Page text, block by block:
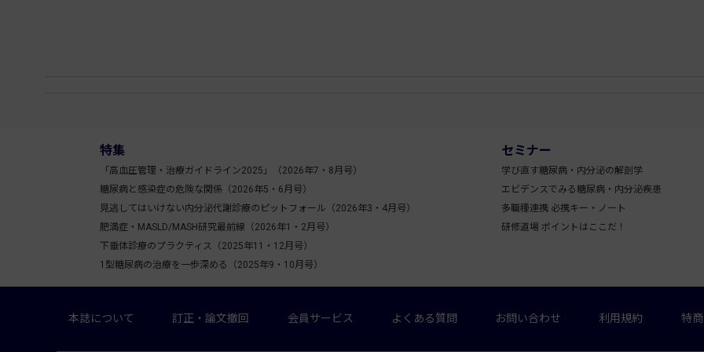
特集
「高血圧管理・治療ガイドライン2025」（2026年7・8月号）
糖尿病と感染症の危険な関係（2026年5・6月号）
見逃してはいけない内分泌代謝診療のピットフォール（2026年3・4月号）
肥満症・MASLD/MASH研究最前線（2026年1・2月号）
下垂体診療のプラクティス（2025年11・12月号）
1型糖尿病の治療を一歩深める（2025年9・10月号）
セミナー
学び直す糖尿病・内分泌の解剖学
エビデンスでみる糖尿病・内分泌疾患
多職種連携 必携キー・ノート
研修道場 ポイントはここだ！
本誌について 訂正・論文撤回 会員サービス よくある質問 お問い合わせ 利用規約 特